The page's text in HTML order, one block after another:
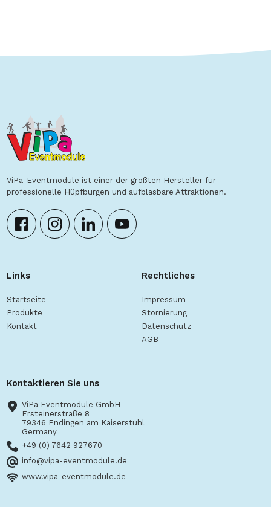
ViPa-Eventmodule ist einer der größten Hersteller für
professionelle Hüpfburgen und aufblasbare Attraktionen.
Links
Startseite
Produkte
Kontakt
Rechtliches
Impressum
Stornierung
Datenschutz
AGB
Kontaktieren Sie uns
ViPa Eventmodule GmbH
Ersteinerstraße 8
79346 Endingen am Kaiserstuhl
Germany
+49 (0) 7642 927670
info@vipa-eventmodule.de
www.vipa-eventmodule.de